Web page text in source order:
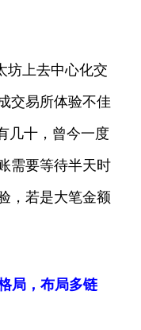
坊上去中心化交
交易所体验不佳
几十，曾今一度
需要等待半天时
，若是大笔金额
局，布局多链